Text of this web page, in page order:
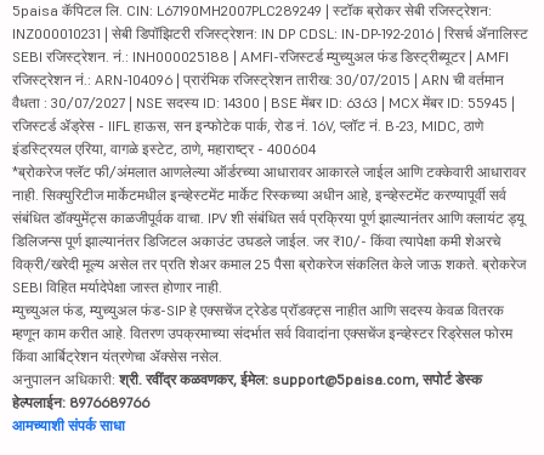
5paisa कॅपिटल लि. CIN: L67190MH2007PLC289249 | स्टॉक ब्रोकर सेबी रजिस्ट्रेशन:
INZ000010231 | सेबी डिपॉझिटरी रजिस्ट्रेशन: IN DP CDSL: IN-DP-192-2016 | रिसर्च ॲनालिस्ट
SEBI रजिस्ट्रेशन. नं.: INH000025188 | AMFI-रजिस्टर्ड म्युच्युअल फंड डिस्ट्रीब्यूटर | AMFI
रजिस्ट्रेशन नं.: ARN-104096 | प्रारंभिक रजिस्ट्रेशन तारीख: 30/07/2015 | ARN ची वर्तमान
वैधता : 30/07/2027 | NSE सदस्य ID: 14300 | BSE मेंबर ID: 6363 | MCX मेंबर ID: 55945 |
रजिस्टर्ड ॲड्रेस - IIFL हाऊस, सन इन्फोटेक पार्क, रोड नं. 16V, प्लॉट नं. B-23, MIDC, ठाणे
इंडस्ट्रियल एरिया, वागळे इस्टेट, ठाणे, महाराष्ट्र - 400604
*ब्रोकरेज फ्लॅट फी/अंमलात आणलेल्या ऑर्डरच्या आधारावर आकारले जाईल आणि टक्केवारी आधारावर
नाही. सिक्युरिटीज मार्केटमधील इन्व्हेस्टमेंट मार्केट रिस्कच्या अधीन आहे, इन्व्हेस्टमेंट करण्यापूर्वी सर्व
संबंधित डॉक्युमेंट्स काळजीपूर्वक वाचा. IPV शी संबंधित सर्व प्रक्रिया पूर्ण झाल्यानंतर आणि क्लायंट ड्यू
डिलिजन्स पूर्ण झाल्यानंतर डिजिटल अकाउंट उघडले जाईल. जर ₹10/- किंवा त्यापेक्षा कमी शेअरचे
विक्री/खरेदी मूल्य असेल तर प्रति शेअर कमाल 25 पैसा ब्रोकरेज संकलित केले जाऊ शकते. ब्रोकरेज
SEBI विहित मर्यादेपेक्षा जास्त होणार नाही.
म्युच्युअल फंड, म्युच्युअल फंड-SIP हे एक्सचेंज ट्रेडेड प्रॉडक्ट्स नाहीत आणि सदस्य केवळ वितरक
म्हणून काम करीत आहे. वितरण उपक्रमाच्या संदर्भात सर्व विवादांना एक्सचेंज इन्व्हेस्टर रिड्रेसल फोरम
किंवा आर्बिट्रेशन यंत्रणेचा ॲक्सेस नसेल.
अनुपालन अधिकारी: श्री. रवींद्र कळवणकर, ईमेल: support@5paisa.com, सपोर्ट डेस्क
हेल्पलाईन: 8976689766
आमच्याशी संपर्क साधा